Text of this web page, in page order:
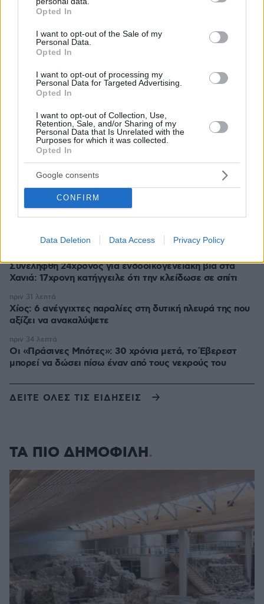
grant or deny consent to Google and its third-party tags to
use your data for below specified purposes in below Google
consent section.
Opted In
I want to opt-out of the Sale of my
Personal Data.
Opted In
I want to opt-out of processing my
Personal Data for Targeted Advertising.
Opted In
I want to opt-out of Collection, Use,
Retention, Sale, and/or Sharing of my
Personal Data that Is Unrelated with the
Purposes for which it was collected.
Opted In
Google consents
CONFIRM
Data Deletion Data Access Privacy Policy
Άρης - Πανσερραϊκός 2-2: Φιλική ισοπαλία με γκολ του
Στο νοσοκομείο η Ιωάννα Τούνη με τροφική
πριν 12 λεπτά
Η φυσική «συνταγή» για καλύτερη στυτική λειτουργία
πριν 13 λεπτά
Η Τουρκία ζητά μορατόριουμ Ρωσίας - Ουκρανίας στις
επιθέσεις κατά εμπορικών πλοίων στη Μαύρη Θάλασσα
πριν 21 λεπτά
Βουλγαρία: Drone με μεγάλη ποσότητα εκρηκτικών
συνετρίβη κοντά σε αγωγό φυσικού αερίου - Η Σόφια
κατηγορεί το Κίεβο
πριν 23 λεπτά
και γιατί αξίζει να τα δοκιμάσετε
Συνελήφθη 24χρονος για ενδοοικογενειακή βία στα
Χανιά: 17χρονη κατήγγειλε ότι την κλείδωσε σε σπίτι
Χίος: 6 ανέγγιχτες παραλίες στη δυτική πλευρά της που
αξίζει να ανακαλύψετε
πριν 31 λεπτά
Οι «Πράσινες Μπότες»: 30 χρόνια μετά, το Έβερεστ
μπορεί να δώσει πίσω έναν από τους νεκρούς του
πριν 34 λεπτά
ΔΕΙΤΕ ΟΛΕΣ ΤΙΣ ΕΙΔΗΣΕΙΣ
ΤΑ ΠΙΟ ΔΗΜΟΦΙΛΗ